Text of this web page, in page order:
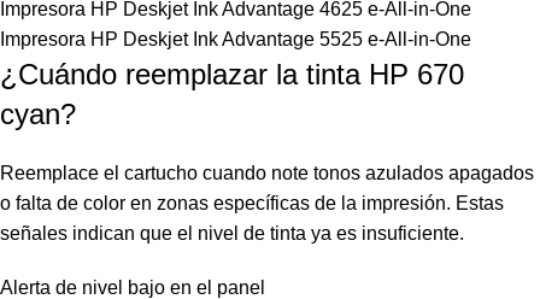
Impresora HP Deskjet Ink Advantage 4625 e-All-in-One
Impresora HP Deskjet Ink Advantage 5525 e-All-in-One
¿Cuándo reemplazar la tinta HP 670
cyan?
Reemplace el cartucho cuando note tonos azulados apagados
o falta de color en zonas específicas de la impresión. Estas
señales indican que el nivel de tinta ya es insuficiente.
Alerta de nivel bajo en el panel